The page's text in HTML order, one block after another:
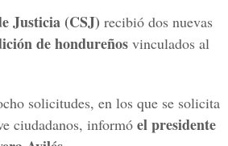
Justicia (CSJ) recibió dos nuevas
de hondureños vinculados al
solicitudes, en los que se solicita
ciudadanos, informó el presidente